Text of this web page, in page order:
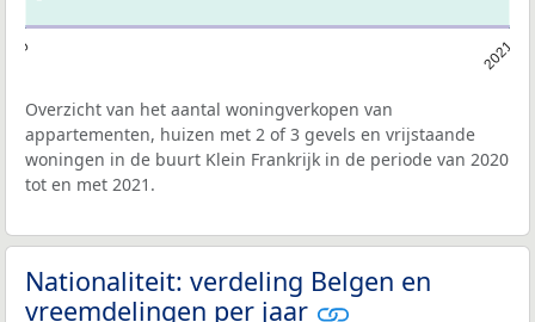
2021
Overzicht van het aantal woningverkopen van
appartementen, huizen met 2 of 3 gevels en vrijstaande
woningen in de buurt Klein Frankrijk in de periode van 2020
tot en met 2021.
Nationaliteit: verdeling Belgen en
vreemdelingen per jaar